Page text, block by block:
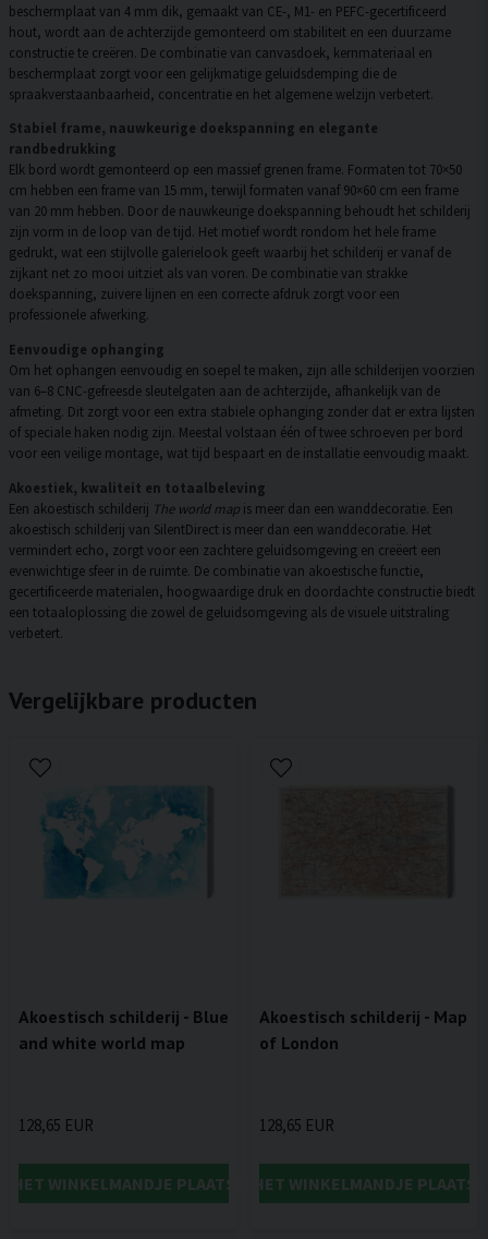
beschermplaat van 4 mm dik, gemaakt van CE-, M1- en PEFC-gecertificeerd
hout, wordt aan de achterzijde gemonteerd om stabiliteit en een duurzame
constructie te creëren. De combinatie van canvasdoek, kernmateriaal en
beschermplaat zorgt voor een gelijkmatige geluidsdemping die de
spraakverstaanbaarheid, concentratie en het algemene welzijn verbetert.
Stabiel frame, nauwkeurige doekspanning en elegante
randbedrukking
Elk bord wordt gemonteerd op een massief grenen frame. Formaten tot 70×50
cm hebben een frame van 15 mm, terwijl formaten vanaf 90×60 cm een frame
van 20 mm hebben. Door de nauwkeurige doekspanning behoudt het schilderij
zijn vorm in de loop van de tijd. Het motief wordt rondom het hele frame
gedrukt, wat een stijlvolle galerielook geeft waarbij het schilderij er vanaf de
zijkant net zo mooi uitziet als van voren. De combinatie van strakke
doekspanning, zuivere lijnen en een correcte afdruk zorgt voor een
professionele afwerking.
Eenvoudige ophanging
Om het ophangen eenvoudig en soepel te maken, zijn alle schilderijen voorzien
van 6–8 CNC-gefreesde sleutelgaten aan de achterzijde, afhankelijk van de
afmeting. Dit zorgt voor een extra stabiele ophanging zonder dat er extra lijsten
of speciale haken nodig zijn. Meestal volstaan één of twee schroeven per bord
voor een veilige montage, wat tijd bespaart en de installatie eenvoudig maakt.
Akoestiek, kwaliteit en totaalbeleving
Een akoestisch schilderij The world map is meer dan een wanddecoratie. Een
akoestisch schilderij van SilentDirect is meer dan een wanddecoratie. Het
vermindert echo, zorgt voor een zachtere geluidsomgeving en creëert een
evenwichtige sfeer in de ruimte. De combinatie van akoestische functie,
gecertificeerde materialen, hoogwaardige druk en doordachte constructie biedt
een totaaloplossing die zowel de geluidsomgeving als de visuele uitstraling
verbetert.
Vergelijkbare producten
Akoestisch schilderij - Blue
and white world map
128,65 EUR
HET WINKELMANDJE PLAATSEN
Akoestisch schilderij - Map
of London
128,65 EUR
IN HET WINKELMANDJE